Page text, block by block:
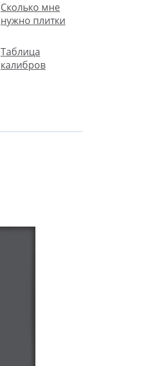
Сколько мне
нужно плитки
Таблица
калибров